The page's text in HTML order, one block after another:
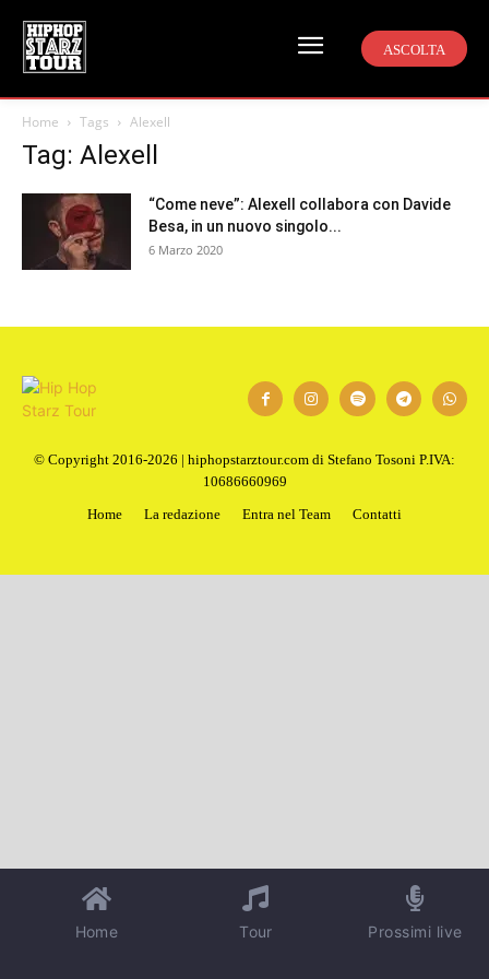
ASCOLTA
Home Tags Alexell
Tag: Alexell
“Come neve”: Alexell collabora con Davide
Besa, in un nuovo singolo...
6 Marzo 2020
© Copyright 2016-2026 | hiphopstarztour.com di Stefano Tosoni P.IVA:
10686660969
Home
La redazione Entra nel Team Contatti
Home Tour Prossimi live